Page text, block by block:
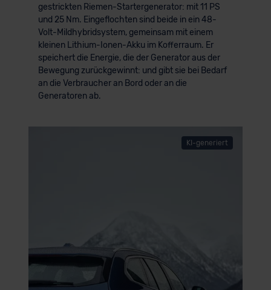
gestrickten Riemen-Startergenerator: mit 11 PS
und 25 Nm. Eingeflochten sind beide in ein 48-
Volt-Mildhybridsystem, gemeinsam mit einem
kleinen Lithium-Ionen-Akku im Kofferraum. Er
speichert die Energie, die der Generator aus der
Bewegung zurückgewinnt: und gibt sie bei Bedarf
an die Verbraucher an Bord oder an die
Generatoren ab.
KI-generiert